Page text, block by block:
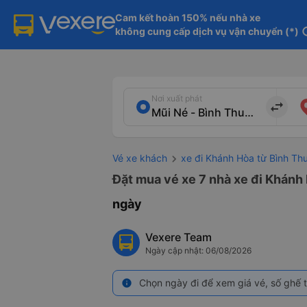
Cam kết hoàn 150% nếu nhà xe
không cung cấp dịch vụ vận chuyển (*)
Nơi xuất phát
import_export
Vé xe khách xe đi Khánh Hòa từ Bình
Đặt mua vé xe 7 nhà xe đi
ngày
Vexere Team
Ngày cập nhật: 06/08/2026
info Chọn ngày đi để xem giá vé, số